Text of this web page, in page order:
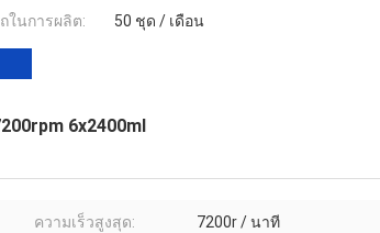
ในการผลิต:
50 ชุด / เดือน
6x2400ml
ความเร็วสูงสุด: 7200r / นาที